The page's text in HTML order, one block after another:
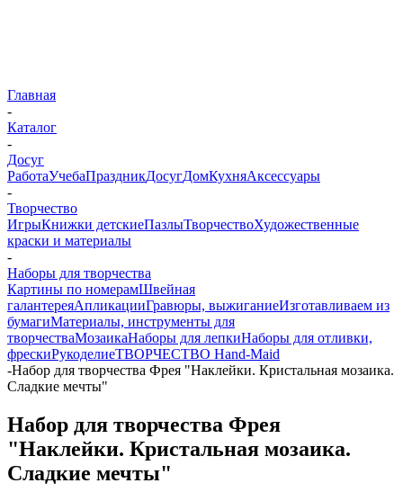
Главная
-
Каталог
-
Досуг
РаботаУчебаПраздникДосугДомКухняАксессуары
-
Творчество
ИгрыКнижки детскиеПазлыТворчествоХудожественные
краски и материалы
-
Наборы для творчества
Картины по номерамШвейная
галантереяАпликацииГравюры, выжиганиеИзготавливаем из
бумагиМатериалы, инструменты для
творчестваМозаикаНаборы для лепкиНаборы для отливки,
фрескиРукоделиеТВОРЧЕСТВО Hand-Maid
-Набор для творчества Фрея "Наклейки. Кристальная мозаика.
Сладкие мечты"
Набор для творчества Фрея
"Наклейки. Кристальная мозаика.
Сладкие мечты"